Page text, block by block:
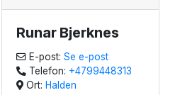
Runar Bjerknes
E-post: Se e-post
Telefon: +4799448313
Ort: Halden